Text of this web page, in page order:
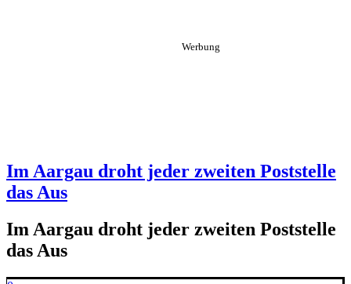
Im Aargau droht jeder zweiten Poststelle
das Aus
Im Aargau droht jeder zweiten Poststelle
das Aus